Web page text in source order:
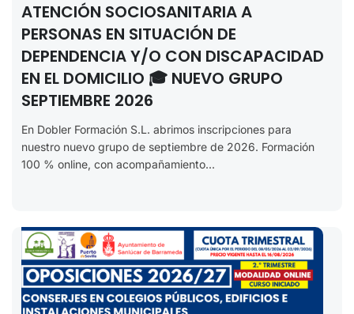
ATENCIÓN SOCIOSANITARIA A
PERSONAS EN SITUACIÓN DE
DEPENDENCIA Y/O CON DISCAPACIDAD
EN EL DOMICILIO 🎓 NUEVO GRUPO
SEPTIEMBRE 2026
En Dobler Formación S.L. abrimos inscripciones para
nuestro nuevo grupo de septiembre de 2026. Formación
100 % online, con acompañamiento...